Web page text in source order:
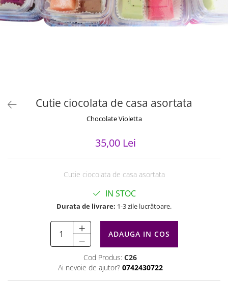
Cutie ciocolata de casa asortata
Chocolate Violetta
35,00 Lei
Cutie ciocolata de casa asortata
IN STOC
Durata de livrare: 1-3 zile lucrătoare.
ADAUGA IN COS
Cod Produs: C26
Ai nevoie de ajutor? 0742430722